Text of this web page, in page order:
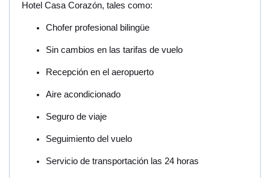
Hotel Casa Corazón, tales como:
Chofer profesional bilingüe
Sin cambios en las tarifas de vuelo
Recepción en el aeropuerto
Aire acondicionado
Seguro de viaje
Seguimiento del vuelo
Servicio de transportación las 24 horas